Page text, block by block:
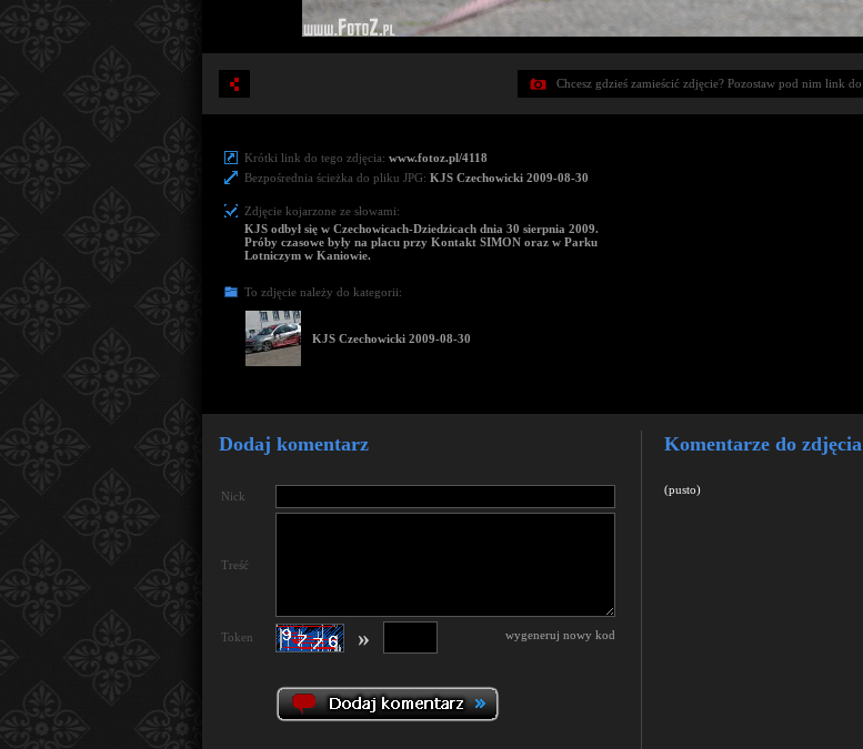
Chcesz gdzieś zamieścić zdjęcie? Pozostaw pod nim link do
Krótki link do tego zdjęcia: www.fotoz.pl/4118
Bezpośrednia ścieżka do pliku JPG: KJS Czechowicki 2009-08-30
Zdjęcie kojarzone ze słowami:
KJS odbył się w Czechowicach-Dziedzicach dnia 30 sierpnia 2009.
Próby czasowe były na placu przy Kontakt SIMON oraz w Parku
Lotniczym w Kaniowie.
To zdjęcie należy do kategorii:
KJS Czechowicki 2009-08-30
Dodaj komentarz
Nick
Treść
Token wygeneruj nowy kod
»
Komentarze do zdjęcia
(pusto)